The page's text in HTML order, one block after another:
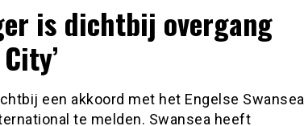
is dichtbij overgang
een akkoord met het Engelse Swansea
te melden. Swansea heeft